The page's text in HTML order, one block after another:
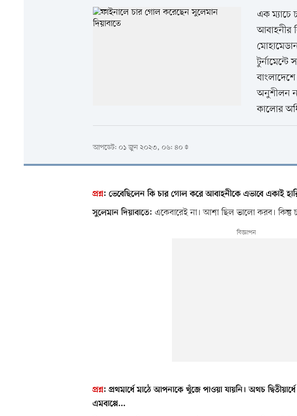
এক
আবাহনীর
অনুশীলন
কালোর
আপডেট: ০১ জুন ২০২৩, ০৬: ৪০
প্রশ্ন: ভেবেছিলেন কি চার গোল করে আবাহনীকে এভাবে একাই
সুলেমান দিয়াবাতে: একেবারেই না। আশা ছিল ভালো করব। কিন্তু
প্রশ্ন: প্রথমার্ধে মাঠে আপনাকে খুঁজে পাওয়া যায়নি। অথচ
এমবাপ্পে...